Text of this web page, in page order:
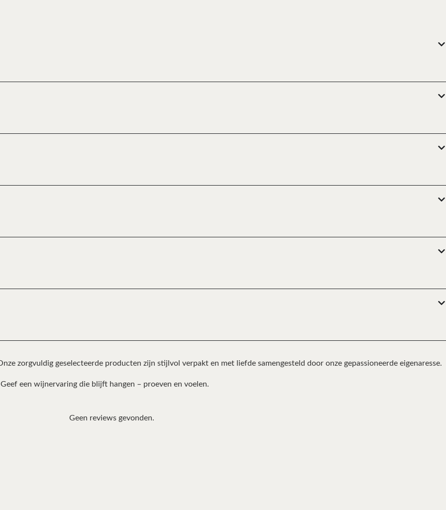
zorgvuldig geselecteerde producten zijn stijlvol verpakt en met liefde samengesteld door onze gepassioneerde eigenaresse.
een wijnervaring die blijft hangen – proeven en voelen.
Geen reviews gevonden.